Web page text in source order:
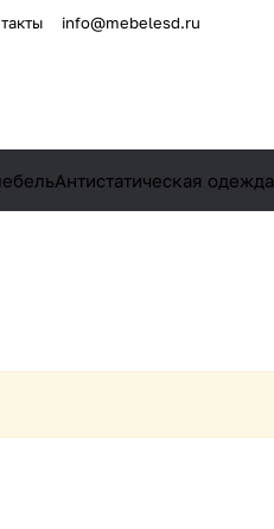
info@mebelesd.ru
Антистатическая одежда